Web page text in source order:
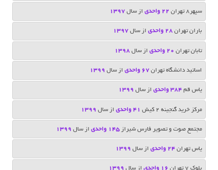
سپهر8 تهران 22 واحدی از سال 1397
باران تهران 28 واحدی از سال 1397
تابان تهران 20 واحدی از سال 1398
اساتید دانشگاه تهران 67 واحدی از سال 1399
یاس قم 384 واحدی از سال 1399
مرکز خرید گنجینه 2 کیش 41 واحدی از سال 1399
مجتمع صوت و تصویر فارس شیراز 145 واحدی از سال 1399
یاس تهران 24 واحدی از سال 1399
بلوک 7 تهران 16 واحدی از سال 1399